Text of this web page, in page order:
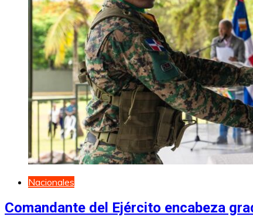
Nacionales
Comandante del Ejército encabeza